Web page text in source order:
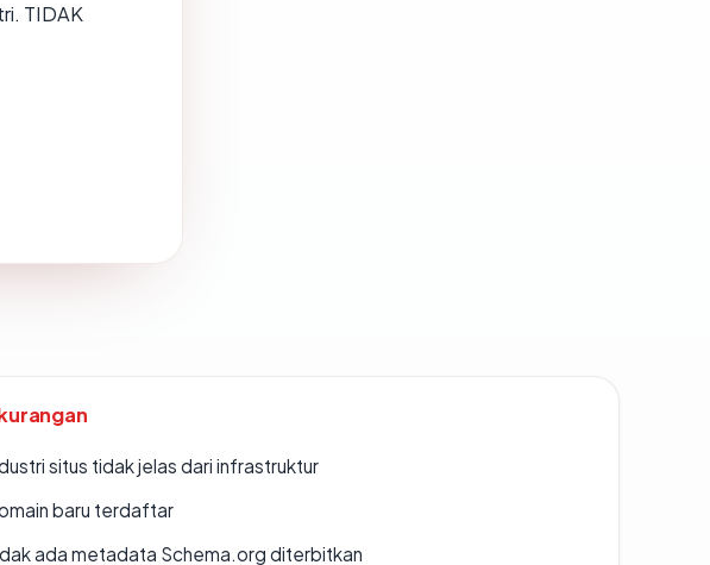
TIDAK
situs tidak jelas dari infrastruktur
baru terdaftar
ada metadata Schema.org diterbitkan